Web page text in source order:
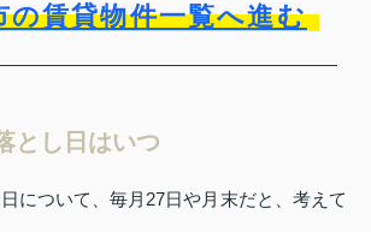
の賃貸物件一覧へ進む
とし日はいつ
について、毎月27日や月末だと、考えて